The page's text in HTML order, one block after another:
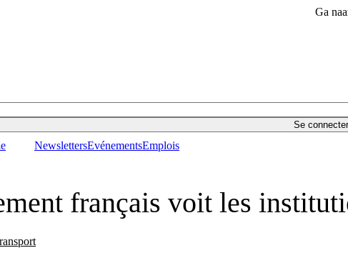
Ga
Se connecter
NewslettersEvénementsEmplois
français voit les